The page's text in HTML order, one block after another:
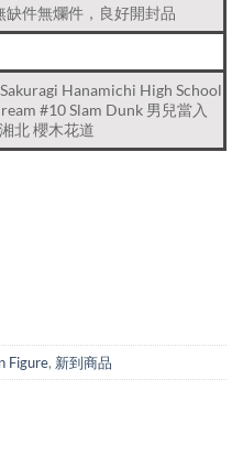
缺件無爛件，良好開封品
Hanamichi High School
#10 Slam Dunk 男兒當入
北 櫻木花道
Figure, 新到商品​